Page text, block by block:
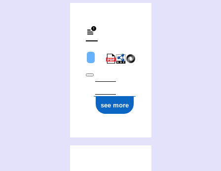
see more